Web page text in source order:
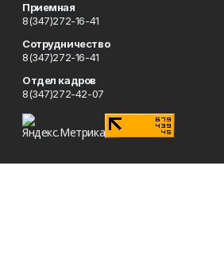
Приемная
8(347)272-16-41
Сотрудничество
8(347)272-16-41
Отдел кадров
8(347)272-42-07